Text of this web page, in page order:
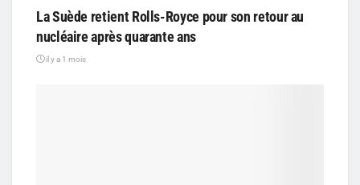
La Suède retient Rolls-Royce pour son retour au
nucléaire après quarante ans
il y a 1 mois